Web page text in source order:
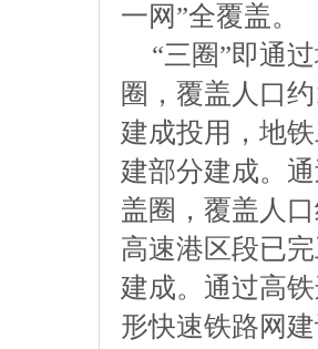
一网”全覆盖。
“三圈”即通
圈，覆盖人口
建成投用，地
建部分建成。
盖圈，覆盖人
高速港区段已
建成。通过高
形快速铁路网